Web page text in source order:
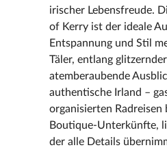
irischer Lebensfreude.
of Kerry ist der ideale
Entspannung und Stil
Täler, entlang
atemberaubende
authentische Irland –
organisierten
Boutique-Unterkünfte,
der alle Details